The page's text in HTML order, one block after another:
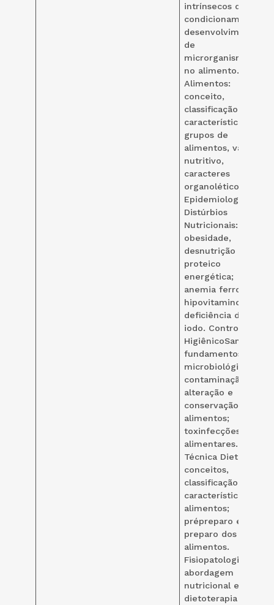
intrínsecos que
condicionam o
desenvolvimento
de
microrganismos
no alimento.
Alimentos:
conceito,
classificação,
características,
grupos de
alimentos, valor
nutritivo,
caracteres
organoléticos.
Epidemiologia dos
Distúrbios
Nutricionais:
obesidade,
desnutrição
proteico
energética;
anemia ferropriva;
hipovitaminose A;
deficiência de
iodo. Controle
HigiênicoSanitário:
fundamentos
microbiológicos;
contaminação,
alteração e
conservação de
alimentos;
toxinfecções
alimentares.
Técnica Dietética:
conceitos,
classificação,
características dos
alimentos;
prépreparo e
preparo dos
alimentos.
Fisiopatologia,
abordagem
nutricional e
dietoterapia nas